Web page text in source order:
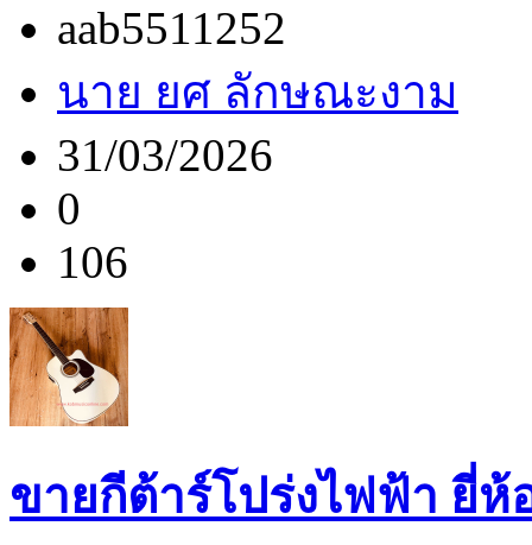
aab5511252
นาย ยศ ลักษณะงาม
31/03/2026
0
106
ขายกีต้าร์โปร่งไฟฟ้า ยี่ห้